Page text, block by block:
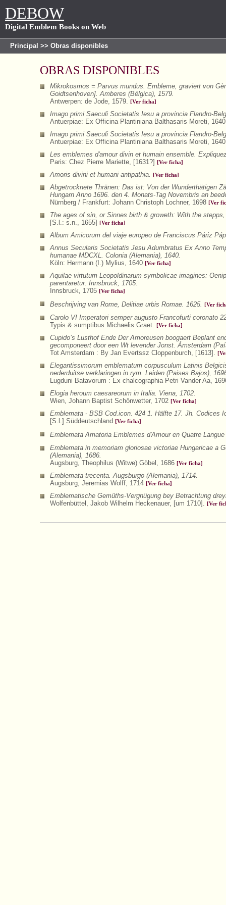
DEBOW
Digital Emblem Books on Web
Principal >> Obras disponibles
OBRAS DISPONIBLES
Mikrokosmos = Parvus mundus. Embleme, graviert von
Goidtsenhoven]. Amberes (Bélgica), 1579.
Antwerpen: de Jode, 1579.
[Ver ficha]
Imago primi Saeculi Societatis Iesu a provincia Flandro-
Antuerpiae: Ex Officina Plantiniana Balthasaris Moreti,
Imago primi Saeculi Societatis Iesu a provincia Flandro-
Antuerpiae: Ex Officina Plantiniana Balthasaris Moreti,
Les emblemes d'amour divin et humain ensemble.
Paris: Chez Pierre Mariette, [1631?]
[Ver ficha]
Amoris divini et humani antipathia. [Ver ficha]
Abgetrocknete Thränen: Das ist: Von der Wunderthätigen
Hungarn Anno 1696. den 4. Monats-Tag Novembris an
Nürnberg / Frankfurt: Johann Christoph Lochner, 1698 [Ver
The ages of sin, or Sinnes birth & groweth: With the
[S.l.: s.n., 1655]
[Ver ficha]
Album Amicorum del viaje europeo de Franciscus Páriz
Annus Secularis Societatis Jesu Adumbratus Ex Anno
humanae MDCXL. Colonia (Alemania), 1640.
Köln: Hermann (I.) Mylius, 1640 [Ver ficha]
Aquilae virtutum Leopoldinarum symbolicae imagines:
parentaretur. Innsbruck, 1705.
Innsbruck, 1705 [Ver ficha]
Beschrijving van Rome, Delitiae urbis Romae. 1625. [Ver
Carolo VI Imperatori semper augusto Francofurti coronato
Typis & sumptibus Michaelis Graet.
[Ver ficha]
Cupido’s Lusthof Ende Der Amoreusen boogaert Beplant
gecomponeert door een Wt levender Jonst. Ámsterdam
Tot Amsterdam : By Jan Evertssz Cloppenburch, [1613].
Elegantissimorum emblematum corpusculum Latinis
nederduitse verklaringen in rym. Leiden (Paises Bajos),
Lugduni Batavorum : Ex chalcographia Petri Vander Aa,
Elogia heroum caesareorum in Italia. Viena, 1702.
Wien, Johann Baptist Schönwetter, 1702 [Ver ficha]
Emblemata - BSB Cod.icon. 424 1. Hälfte 17. Jh. Codices
[S.l.] Süddeutschland
[Ver ficha]
Emblemata Amatoria Emblemes d'Amour en Quatre
Emblemata in memoriam gloriosae victoriae Hungaricae a
(Alemania), 1686.
Augsburg, Theophilus (Witwe) Göbel, 1686 [Ver ficha]
Emblemata trecenta. Augsburgo (Alemania), 1714.
Augsburg, Jeremias Wolff, 1714 [Ver ficha]
Emblematische Gemüths-Vergnügung bey Betrachtung
Wolfenbüttel, Jakob Wilhelm Heckenauer, [um 1710].
[Ver